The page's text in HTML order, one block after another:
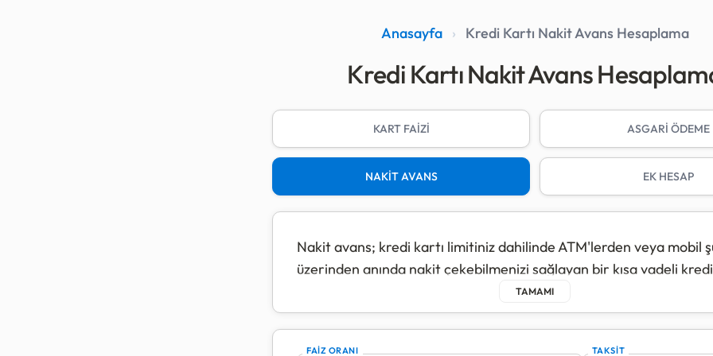
Anasayfa › Kredi Kartı Nakit Avans Hesaplama
Kredi Kartı Nakit Avans
KART FAİZİ ASGARİ ÖDEME
NAKİT AVANS EK HESAP
Nakit avans; kredi kartı limitiniz dahilinde ATM'lerden veya mobil
üzerinden anında nakit çekebilmenizi sağlayan bir kısa vadeli kredi
olarak işlemeye başlar. Nakit avans faiz oranı genellikle alışveriş
FAİZ ORANI
TAKSİT